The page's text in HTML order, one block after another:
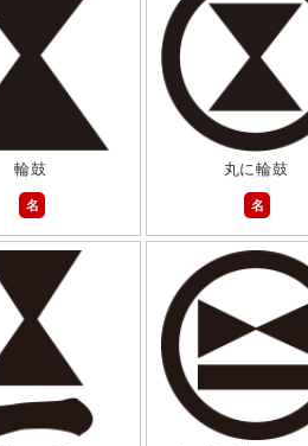
輪鼓
名
丸に輪鼓
名